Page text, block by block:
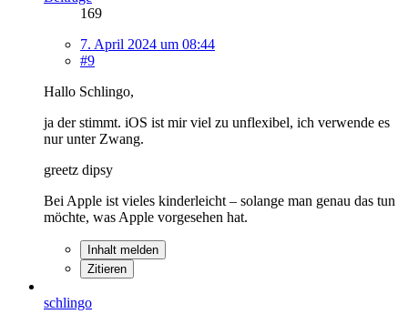
169
7. April 2024 um 08:44
#9
Hallo Schlingo,
ja der stimmt. iOS ist mir viel zu unflexibel, ich verwende es
nur unter Zwang.
greetz dipsy
Bei Apple ist vieles kinderleicht – solange man genau das tun
möchte, was Apple vorgesehen hat.
Inhalt melden
Zitieren
schlingo